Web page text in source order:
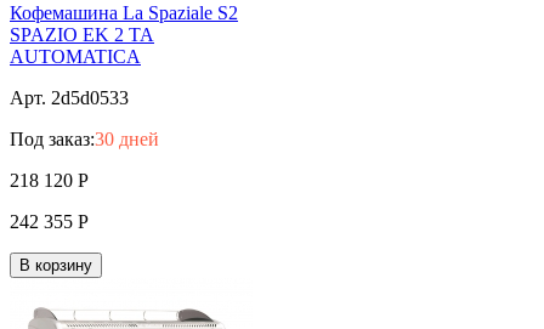
Кофемашина La Spaziale S2
SPAZIO ЕK 2 TA
AUTOMATICA
Арт. 2d5d0533
Под заказ:30 дней
218 120 Р
242 355 Р
В корзину